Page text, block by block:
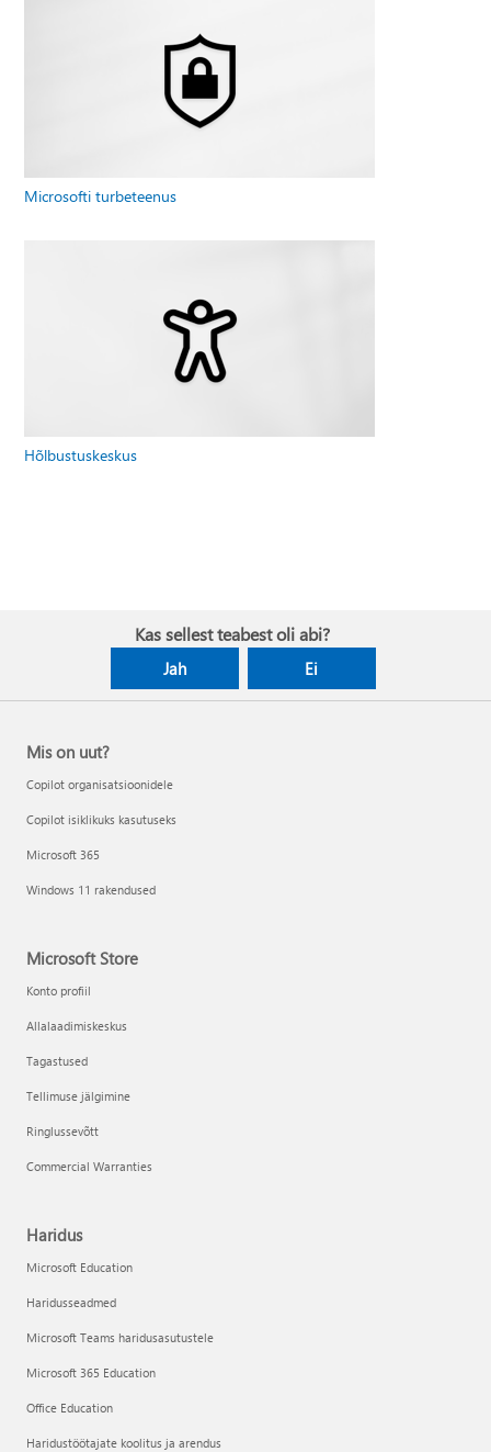
Microsofti turbeteenus
Hõlbustuskeskus
Kas sellest teabest oli abi?
Jah Ei
Mis on uut?
Copilot organisatsioonidele
Copilot isiklikuks kasutuseks
Microsoft 365
Windows 11 rakendused
Microsoft Store
Konto profiil
Allalaadimiskeskus
Tagastused
Tellimuse jälgimine
Ringlussevõtt
Commercial Warranties
Haridus
Microsoft Education
Haridusseadmed
Microsoft Teams haridusasutustele
Microsoft 365 Education
Office Education
Haridustöötajate koolitus ja arendus